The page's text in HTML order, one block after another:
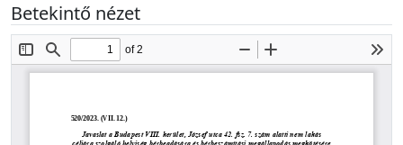
Betekintő nézet